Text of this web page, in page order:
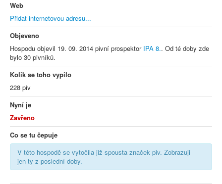
Web
Přidat internetovou adresu...
Objeveno
Hospodu objevil 19. 09. 2014 pivní prospektor IPA 8.. Od té doby zde
bylo 30 pivníků.
Kolik se toho vypilo
228 piv
Nyní je
Zavřeno
Co se tu čepuje
V této hospodě se vytočila již spousta značek piv. Zobrazuji
jen ty z poslední doby.